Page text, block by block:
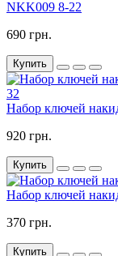
NKK009 8-22
690 грн.
Купить
Набор ключей
920 грн.
Купить
Набор ключей
370 грн.
Купить